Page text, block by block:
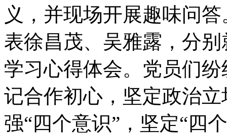
义，并现场开展趣味问
表徐昌茂、吴雅露，分
学习心得体会。党员们
记合作初心，坚定政治
强“四个意识”，坚定“四